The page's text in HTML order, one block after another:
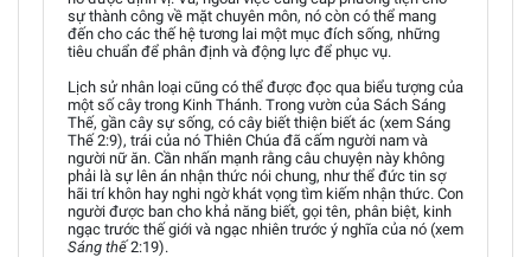
sự thành công về mặt chuyên môn, nó còn có thể mang
đến cho các thế hệ tương lai một mục đích sống, những
tiêu chuẩn để phân định và động lực để phục vụ.
Lịch sử nhân loại cũng có thể được đọc qua biểu tượng của
một số cây trong Kinh Thánh. Trong vườn của Sách Sáng
Thế, gần cây sự sống, có cây biết thiện biết ác (xem Sáng
Thế 2:9), trái của nó Thiên Chúa đã cấm người nam và
người nữ ăn. Cần nhấn mạnh rằng câu chuyện này không
phải là sự lên án nhận thức nói chung, như thể đức tin sợ
hãi trí khôn hay nghi ngờ khát vọng tìm kiếm nhận thức. Con
người được ban cho khả năng biết, gọi tên, phân biệt, kinh
ngạc trước thế giới và ngạc nhiên trước ý nghĩa của nó (xem
Sáng thế2:19).